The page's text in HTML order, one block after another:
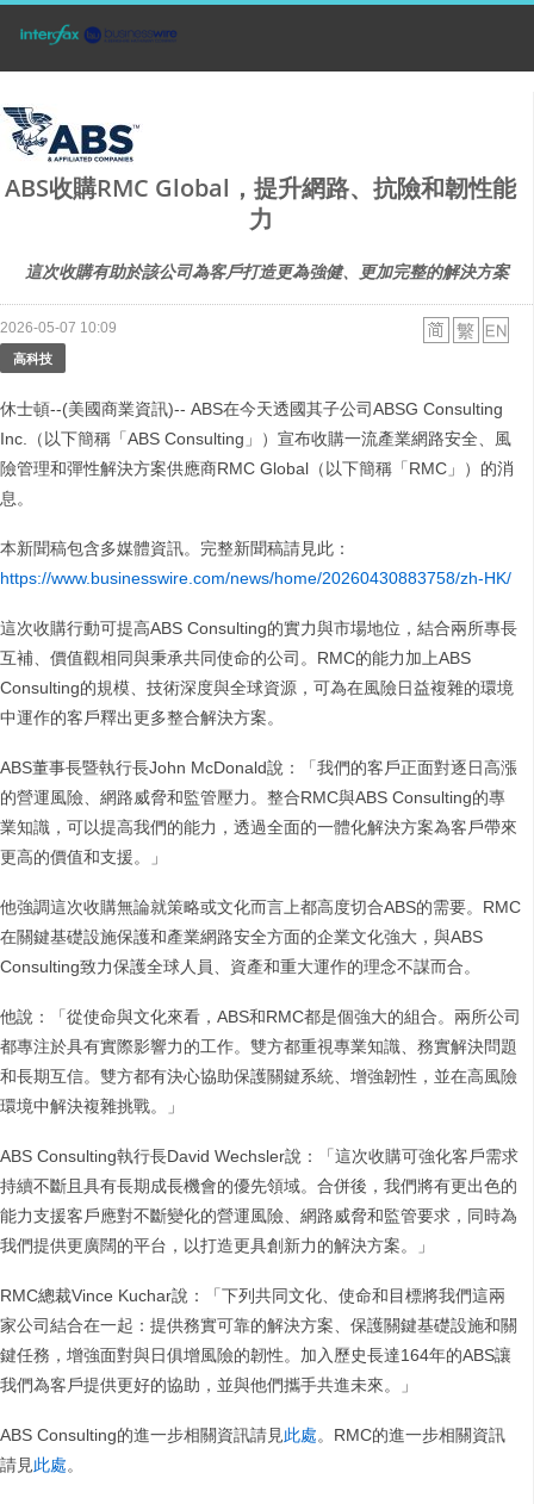
ABS收購RMC Global，提升網路、抗險和韌性能
力
這次收購有助於該公司為客戶打造更為強健、更加完整的解決方案
2026-05-07 10:09
高科技
休士頓--(美國商業資訊)-- ABS在今天透國其子公司ABSG Consulting
Inc.（以下簡稱「ABS Consulting」）宣布收購一流產業網路安全、風
險管理和彈性解決方案供應商RMC Global（以下簡稱「RMC」）的消
息。
本新聞稿包含多媒體資訊。完整新聞稿請見此：
https://www.businesswire.com/news/home/20260430883758/zh-HK/
這次收購行動可提高ABS Consulting的實力與市場地位，結合兩所專長
互補、價值觀相同與秉承共同使命的公司。RMC的能力加上ABS
Consulting的規模、技術深度與全球資源，可為在風險日益複雜的環境
中運作的客戶釋出更多整合解決方案。
ABS董事長暨執行長John McDonald說：「我們的客戶正面對逐日高漲
的營運風險、網路威脅和監管壓力。整合RMC與ABS Consulting的專
業知識，可以提高我們的能力，透過全面的一體化解決方案為客戶帶來
更高的價值和支援。」
他強調這次收購無論就策略或文化而言上都高度切合ABS的需要。RMC
在關鍵基礎設施保護和產業網路安全方面的企業文化強大，與ABS
Consulting致力保護全球人員、資產和重大運作的理念不謀而合。
他說：「從使命與文化來看，ABS和RMC都是個強大的組合。兩所公司
都專注於具有實際影響力的工作。雙方都重視專業知識、務實解決問題
和長期互信。雙方都有決心協助保護關鍵系統、增強韌性，並在高風險
環境中解決複雜挑戰。」
ABS Consulting執行長David Wechsler說：「這次收購可強化客戶需求
持續不斷且具有長期成長機會的優先領域。合併後，我們將有更出色的
能力支援客戶應對不斷變化的營運風險、網路威脅和監管要求，同時為
我們提供更廣闊的平台，以打造更具創新力的解決方案。」
RMC總裁Vince Kuchar說：「下列共同文化、使命和目標將我們這兩
家公司結合在一起：提供務實可靠的解決方案、保護關鍵基礎設施和關
鍵任務，增強面對與日俱增風險的韌性。加入歷史長達164年的ABS讓
我們為客戶提供更好的協助，並與他們攜手共進未來。」
ABS Consulting的進一步相關資訊請見此處。RMC的進一步相關資訊
請見此處。